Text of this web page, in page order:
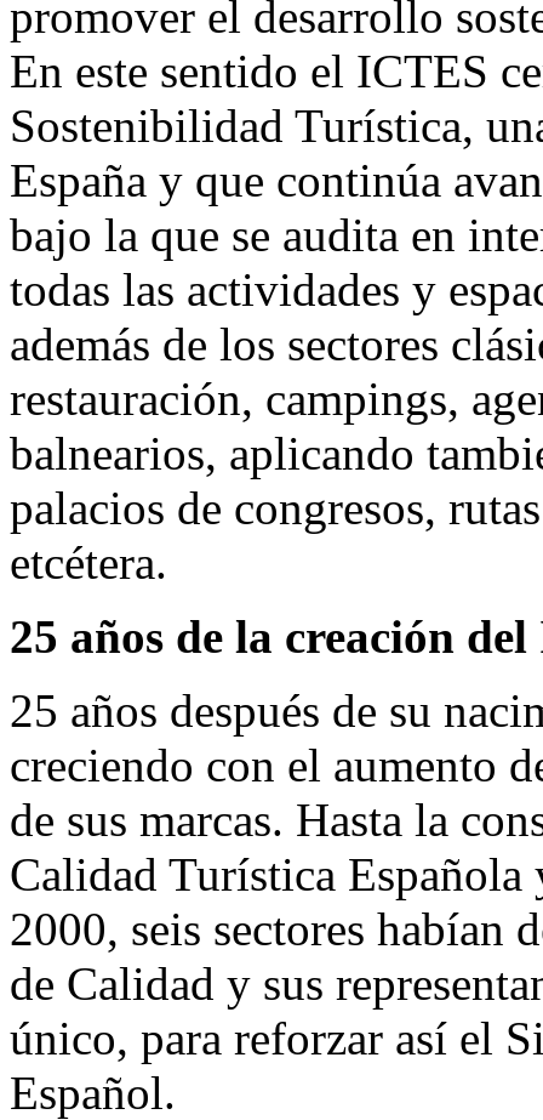
promover el desarrollo
En este sentido el ICTES
Sostenibilidad Turística,
España y que continúa
bajo la que se audita en
todas las actividades y
además de los sectores
restauración, campings,
balnearios, aplicando
palacios de congresos,
etcétera.
25 años de la creación
25 años después de su
creciendo con el aumento
de sus marcas. Hasta la
Calidad Turística
2000, seis sectores habían
de Calidad y sus
único, para reforzar así el
Español.